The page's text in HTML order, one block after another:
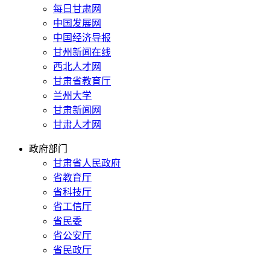
每日甘肃网
中国发展网
中国经济导报
甘州新闻在线
西北人才网
甘肃省教育厅
兰州大学
甘肃新闻网
甘肃人才网
政府部门
甘肃省人民政府
省教育厅
省科技厅
省工信厅
省民委
省公安厅
省民政厅